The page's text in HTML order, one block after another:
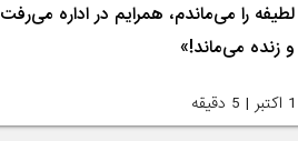
لطیفه را می‌ماندم، همرایم در اداره می‌رفت
و زنده می‌ماند!»
1 اکتبر | 5 دقیقه